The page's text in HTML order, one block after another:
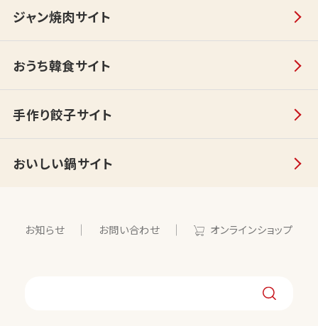
ジャン焼肉サイト
おうち韓食サイト
手作り餃子サイト
おいしい鍋サイト
お知らせ お問い合わせ オンラインショップ